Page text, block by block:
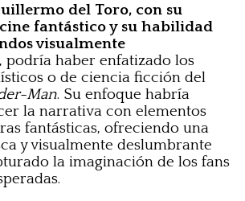
del Toro, con su
fantástico y su habilidad
visualmente
, podría haber enfatizado los
o de ciencia ficción del
Man. Su enfoque habría
la narrativa con elementos
fantásticas, ofreciendo una
y visualmente deslumbrante
la imaginación de los fans